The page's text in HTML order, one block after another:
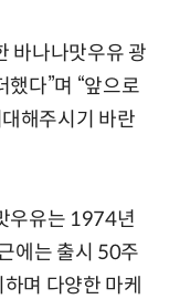
바나나맛우유 광
했다”며 “앞으로
해주시기 바란
우유는 1974년
에는 출시 50주
며 다양한 마케